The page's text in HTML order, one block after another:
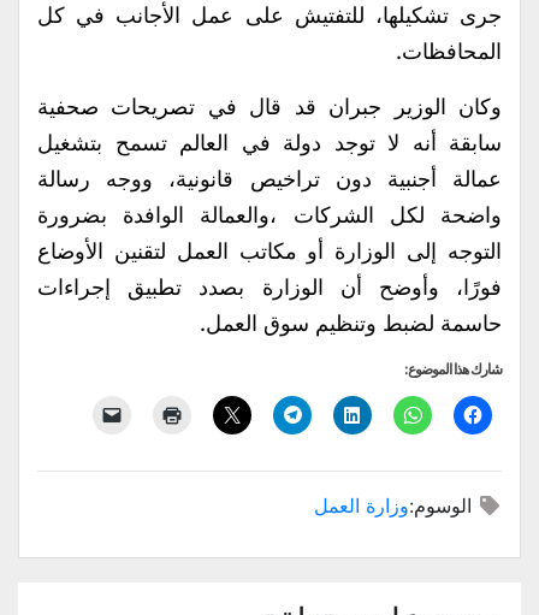
جرى تشكيلها، للتفتيش على عمل الأجانب في كل
المحافظات.
وكان الوزير جبران قد قال في تصريحات صحفية
سابقة أنه لا توجد دولة في العالم تسمح بتشغيل
عمالة أجنبية دون تراخيص قانونية، ووجه رسالة
واضحة لكل الشركات ،والعمالة الوافدة بضرورة
التوجه إلى الوزارة أو مكاتب العمل لتقنين الأوضاع
فورًا، وأوضح أن الوزارة بصدد تطبيق إجراءات
حاسمة لضبط وتنظيم سوق العمل.
شارك هذا الموضوع:
الوسوم:وزارة العمل